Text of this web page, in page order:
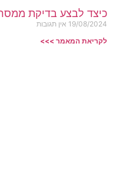
כיצד לבצע בדיקת
19/08/2024 אין תגובות
לקריאת המאמר >>>